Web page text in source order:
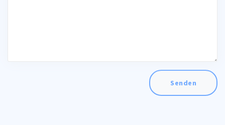
Senden